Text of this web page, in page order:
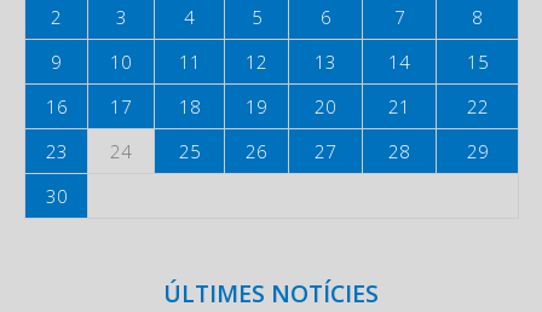
2 3 4 5 6 7
8
9
10 11 12 13 14
15
16
17 18 19 20 21
22
23
24 25 26 27 28
29
30
ÚLTIMES NOTÍCIES